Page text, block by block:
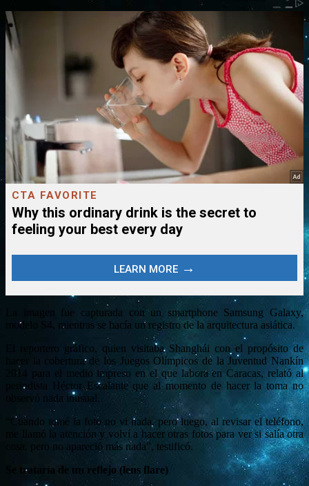
La imagen fue capturada con un smartphone Samsung Galaxy,
modelo S4, mientras se hacía un registro de la arquitectura asiática.
El reportero gráfico, quien visitaba Shanghái con el propósito de
hacer la cobertura de los Juegos Olímpicos de la Juventud Nankín
2014 para el medio impreso en el que labora en Caracas, relató al
periodista Héctor Escalante que al momento de hacer la toma no
observó nada inusual.
“Cuando tomé la foto no vi nada, pero luego, al revisar el teléfono,
me llamó la atención y volví a hacer otras fotos para ver si salía otra
cosa, pero no apareció más nada”, testificó.
Se trataría de un reflejo (lens flare)